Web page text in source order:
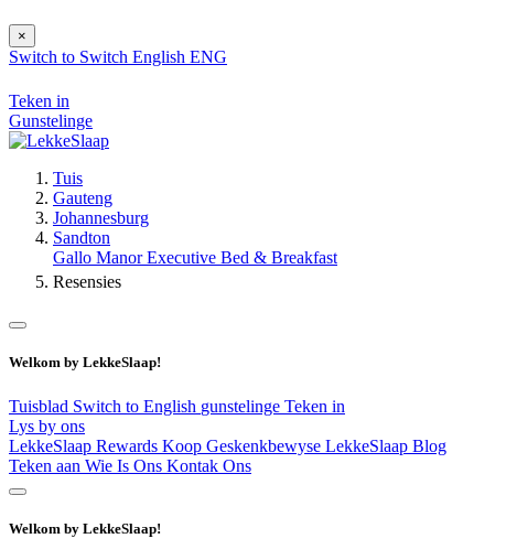
×
Switch to Switch English ENG
Teken in
Gunstelinge
Tuis
Gauteng
Johannesburg
Sandton
Gallo Manor Executive Bed & Breakfast
Resensies
Welkom by LekkeSlaap!
Tuisblad Switch to English gunstelinge Teken in
Lys by ons
LekkeSlaap Rewards Koop Geskenkbewyse LekkeSlaap Blog
Teken aan Wie Is Ons Kontak Ons
Welkom by LekkeSlaap!